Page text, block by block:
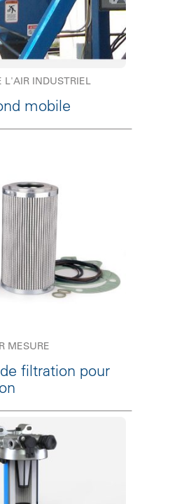
L'AIR INDUSTRIEL
mobile
MESURE
filtration pour